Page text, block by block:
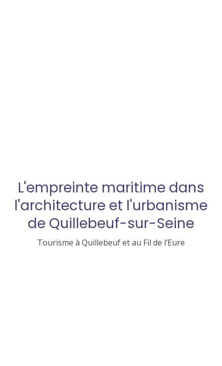
L'empreinte maritime dans
l'architecture et l'urbanisme
de Quillebeuf-sur-Seine
Tourisme à Quillebeuf et au Fil de l’Eure